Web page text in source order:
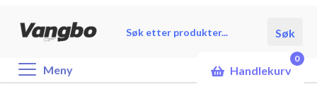
search
Søk
Meny Handlekurv
0